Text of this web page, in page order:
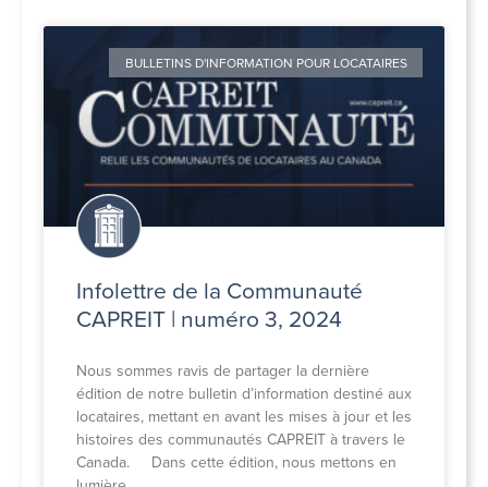
BULLETINS D'INFORMATION POUR LOCATAIRES
Infolettre de la Communauté
CAPREIT | numéro 3, 2024
Nous sommes ravis de partager la dernière
édition de notre bulletin d’information destiné aux
locataires, mettant en avant les mises à jour et les
histoires des communautés CAPREIT à travers le
Canada. Dans cette édition, nous mettons en